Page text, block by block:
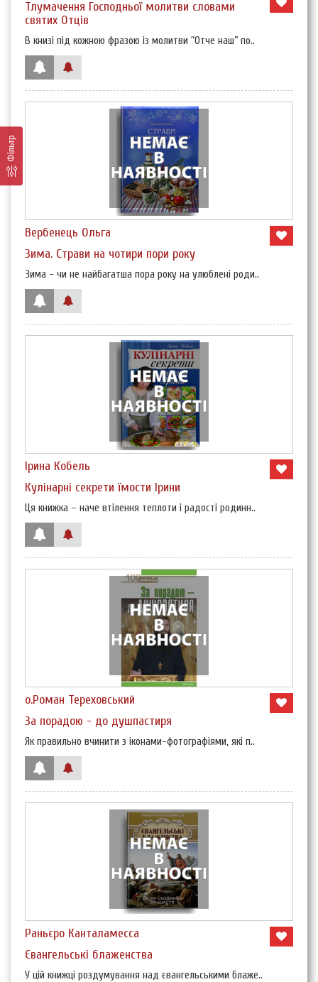
Фільтр
Тлумачення Господньої молитви словами
святих Отців
В книзі під кожною фразою із молитви “Отче наш” по..
Вербенець Ольга
Зима. Страви на чотири пори року
Зима - чи не найбагатша пора року на улюблені роди..
Ірина Кобель
Кулінарні секрети їмости Ірини
Ця книжка – наче втілення теплоти і радості родинн..
о.Роман Тереховський
За порадою - до душпастиря
Як правильно вчинити з іконами-фотографіями, які п..
Раньєро Канталамесса
Євангельські блаженства
У цій книжці роздумування над євангельськими блаже..